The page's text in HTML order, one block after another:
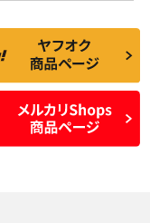
られるが、使用に問
題のない中古品
残り溝も少なく、偏
磨耗がみられ、短期
間使用できるくらい
の中古品